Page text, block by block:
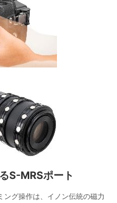
S-MRSポート
ング操作は、イノン伝統の磁力